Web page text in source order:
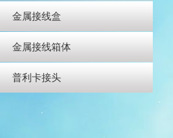
金属接线盒
金属接线箱体
普利卡接头